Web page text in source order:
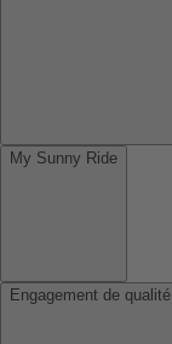
My Sunny Ride
Engagement de qualité